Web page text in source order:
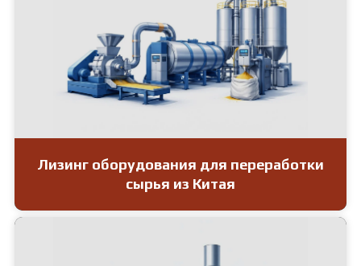
Лизинг оборудования для переработки
сырья из Китая